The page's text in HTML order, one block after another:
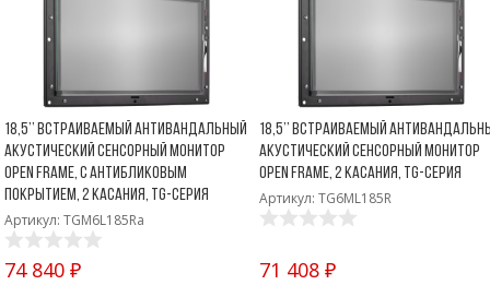
18,5’’ Встраиваемый антивандальный
акустический сенсорный монитор
Open Frame, с антибликовым
покрытием, 2 касания, TG-серия
Артикул: TGM6L185Ra
74 840 ₽
18,5’’ Встраиваемый
акустический сенсорный монитор
Open Frame, 2 касания, TG-серия
Артикул: TG6ML185R
71 408 ₽